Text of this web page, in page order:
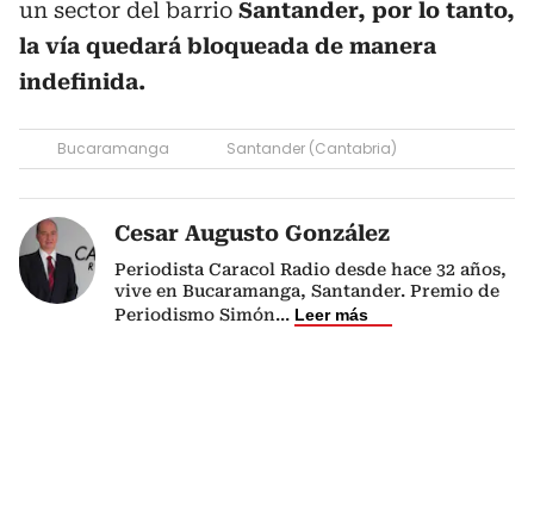
un sector del barrio Santander, por lo tanto,
la vía quedará bloqueada de manera
indefinida.
Bucaramanga Santander (Cantabria)
Cesar Augusto González
Periodista Caracol Radio desde hace 32 años,
vive en Bucaramanga, Santander. Premio de
Periodismo Simón... Leer más